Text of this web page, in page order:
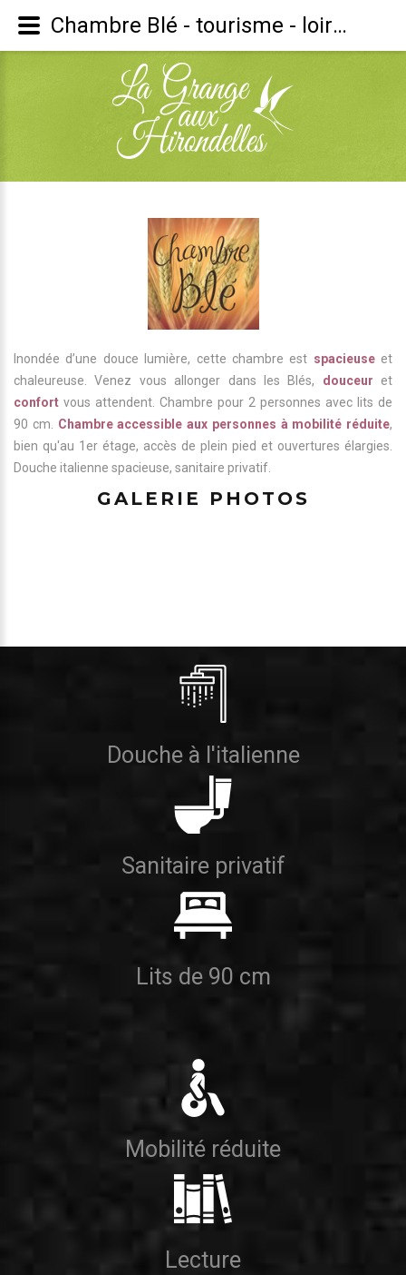
Inondée d’une douce lumière, cette chambre est spacieuseet
chaleureuse. Venez vous allonger dans les Blés, douceur et
confort vous attendent. Chambre pour 2 personnes avec lits de
90 cm. Chambre accessible aux personnes à mobilité réduite,
bien qu'au 1er étage, accès de plein pied et ouvertures élargies.
Douche italienne spacieuse, sanitaire privatif.
GALERIE PHOTOS
Douche à l'italienne
Sanitaire privatif
Lits de 90 cm
Mobilité réduite
Lecture
Chambre Blé - tourisme - loire - Lits